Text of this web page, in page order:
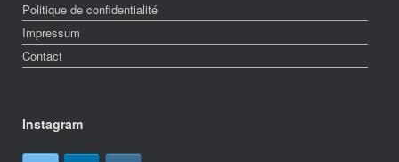
Politique de confidentialité
Impressum
Contact
Instagram